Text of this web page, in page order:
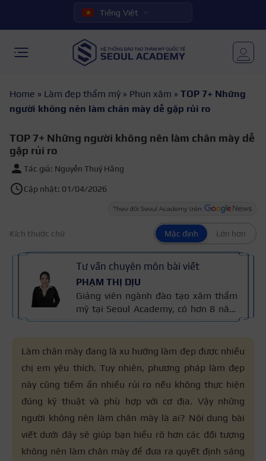
Tiếng Việt
Home » Làm đẹp thẩm mỹ » Phun xăm » TOP 7+ Những
người không nên làm chân mày dễ gặp rủi ro
TOP 7+ Những người không nên làm chân mày dễ
gặp rủi ro
Tác giả: Nguyễn Thuý Hằng
Cập nhật: 01/04/2026
Kích thước chữ Mặc định Lớn hơn
Tư vấn chuyên môn bài viết
PHẠM THỊ DỊU
Giảng viên ngành đào tạo xăm thẩm
mỹ tại Seoul Academy, có hơn 8 năm
kinh nghiệm trong nghề, đạt nhiều
Xuất sắc Seoul Academy 2023. Nội
nghiệm và tiêu chuẩn kỹ thuật phun
xăm của cô áp dụng trong đào tạo,
đảm bảo chính xác và an toàn cho
người học.
Làm chân mày đang là xu hướng làm đẹp được nhiều
chị em yêu thích. Tuy nhiên, phương pháp làm đẹp
này cũng tiềm ẩn nhiều rủi ro nếu không thực hiện
đúng kỹ thuật và phù hợp với cơ địa. Vậy những
người không nên làm chân mày là ai? Nội dung bài
viết dưới đây sẽ giúp bạn hiểu rõ hơn các đối tượng
không nên làm chân mày để đưa ra quyết định sáng